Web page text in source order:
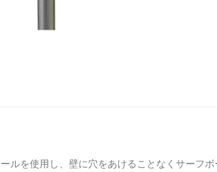
ルを使用し、壁に穴をあけることなくサーフ